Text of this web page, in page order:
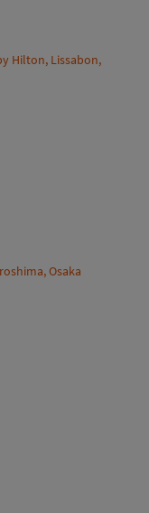
Hilton, Lissabon,
Osaka